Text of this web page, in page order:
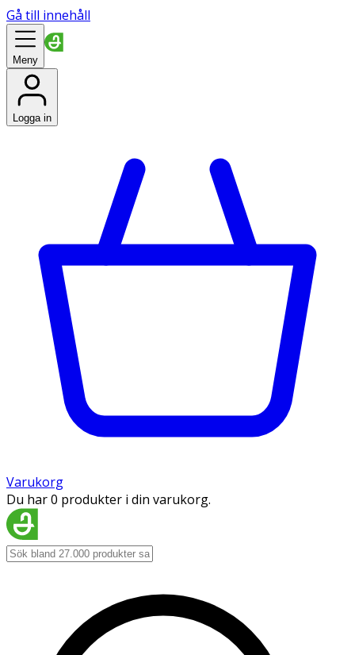
Gå till innehåll
Meny
Logga in
Varukorg
Du har 0 produkter i din varukorg.